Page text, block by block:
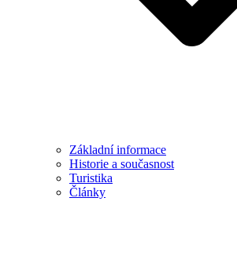
Základní informace
Historie a současnost
Turistika
Články